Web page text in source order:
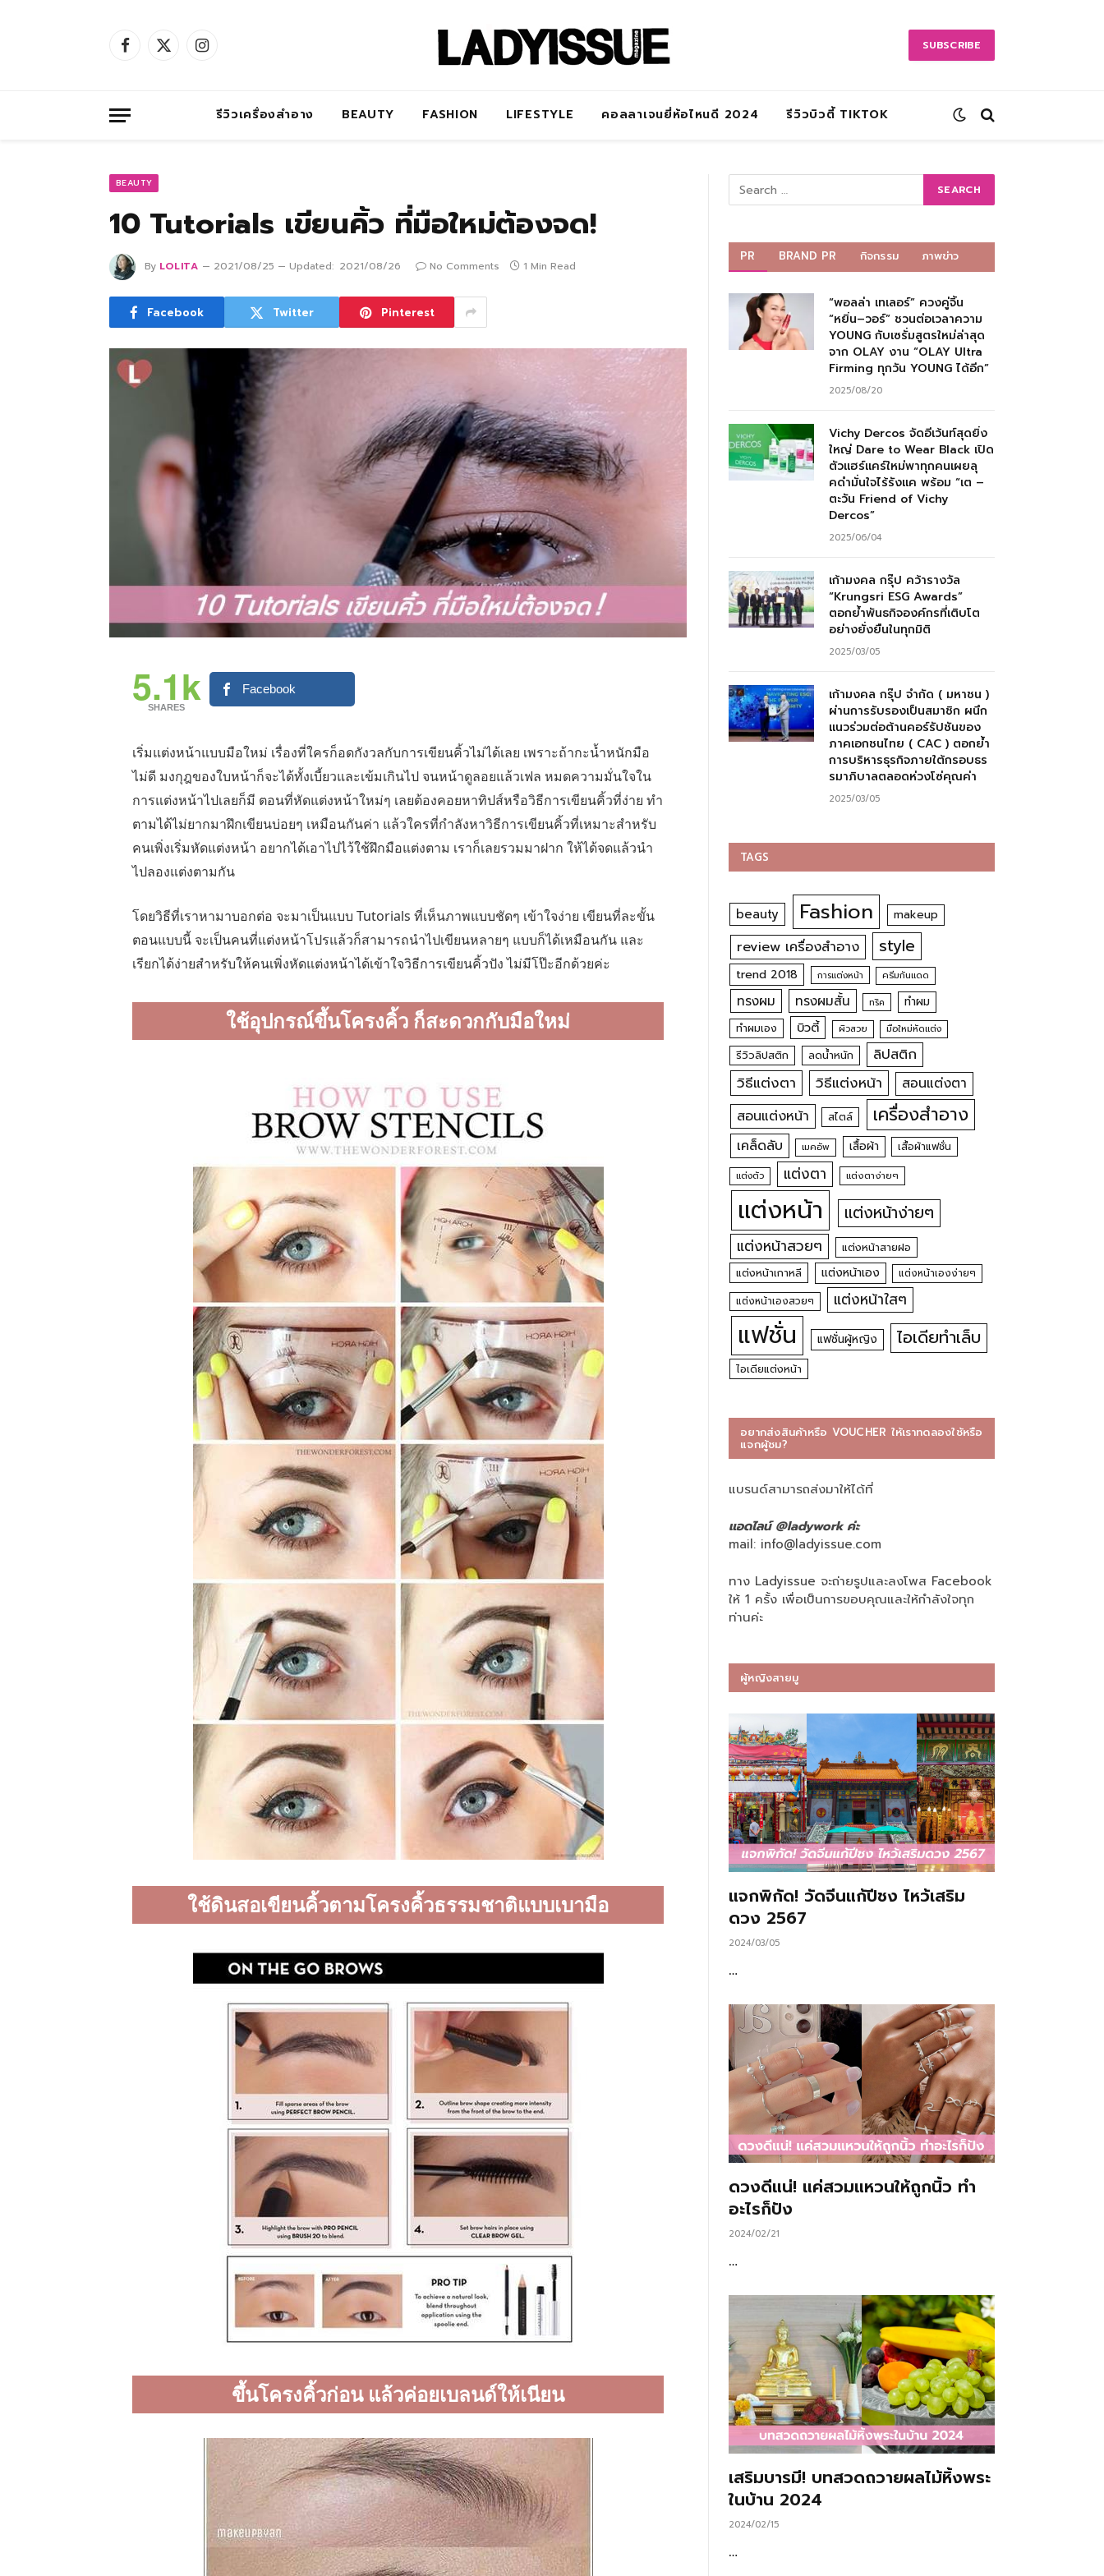
Facebook
X
Instagram SUBSCRIBE
รีวิวเครื่องสำอาง BEAUTY FASHION LIFESTYLE คอลลาเจนยี่ห้อไหนดี 2024 รีวิวบิวตี้ TIKTOK
BEAUTY
10 Tutorials เขียนคิ้ว ที่มือใหม่ต้องจด!
By LOLITA 2021/08/25 Updated: 2021/08/26 No Comments 1 Min Read
Facebook Twitter Pinterest
5.1k
SHARES
Facebook
เริ่มแต่งหน้าแบบมือใหม่ เรื่องที่ใครก็อดกังวลกับการเขียนคิ้วไม่ได้เลย เพราะถ้ากะน้ำหนักมือ
ไม่ดี มงกุฎของใบหน้าก็จะได้ทั้งเบี้ยวและเข้มเกินไป จนหน้าดูลอยแล้วเฟล หมดความมั่นใจใน
การแต่งหน้าไปเลยก็มี ตอนที่หัดแต่งหน้าใหม่ๆ เลยต้องคอยหาทิปส์หรือวิธีการเขียนคิ้วที่ง่าย ทำ
ตามได้ไม่ยากมาฝึกเขียนบ่อยๆ เหมือนกันค่า แล้วใครที่กำลังหาวิธีการเขียนคิ้วที่เหมาะสำหรับ
คนเพิ่งเริ่มหัดแต่งหน้า อยากได้เอาไปไว้ใช้ฝึกมือแต่งตาม เราก็เลยรวมมาฝาก ให้ได้จดแล้วนำ
ไปลองแต่งตามกัน
โดยวิธีที่เราหามาบอกต่อ จะมาเป็นแบบ Tutorials ที่เห็นภาพแบบชัดๆ เข้าใจง่าย เขียนที่ละขั้น
ตอนแบบนี้ จะเป็นคนที่แต่งหน้าโปรแล้วก็สามารถนำไปเขียนหลายๆ แบบก็ได้เหมือนกัน และ
เรียกได้ง่ายสำหรับให้คนเพิ่งหัดแต่งหน้าได้เข้าใจวิธีการเขียนคิ้วปัง ไม่มีโป๊ะอีกด้วยค่ะ
ใช้อุปกรณ์ขึ้นโครงคิ้ว ก็สะดวกกับมือใหม่
ใช้ดินสอเขียนคิ้วตามโครงคิ้วธรรมชาติแบบเบามือ
ขึ้นโครงคิ้วก่อน แล้วค่อยเบลนด์ให้เนียน
PR BRAND PR กิจกรรม ภาพข่าว
“พอลล่า เทเลอร์” ควงคู่จิ้น
“หยิ่น–วอร์” ชวนต่อเวลาความ
YOUNG กับเซรั่มสูตรใหม่ล่าสุด
จาก OLAY งาน “OLAY Ultra
Firming ทุกวัน YOUNG ได้อีก”
2025/08/20
Vichy Dercos จัดอีเว้นท์สุดยิ่ง
ใหญ่ Dare to Wear Black เปิด
ตัวแฮร์แคร์ใหม่พาทุกคนเผยลุ
คดำมั่นใจไร้รังแค พร้อม “เต –
ตะวัน Friend of Vichy
Dercos”
2025/06/04
เก้ามงคล กรุ๊ป คว้ารางวัล
“Krungsri ESG Awards”
ตอกย้ำพันธกิจองค์กรที่เติบโต
อย่างยั่งยืนในทุกมิติ
2025/03/05
เก้ามงคล กรุ๊ป จำกัด ( มหาชน )
ผ่านการรับรองเป็นสมาชิก ผนึก
แนวร่วมต่อต้านคอร์รัปชันของ
ภาคเอกชนไทย ( CAC ) ตอกย้ำ
การบริหารธุรกิจภายใต้กรอบธร
รมาภิบาลตลอดห่วงโซ่คุณค่า
2025/03/05
TAGS
beauty Fashion makeup
review เครื่องสำอาง style
trend 2018 การแต่งหน้า ครีมกันแดด
ทรงผม ทรงผมสั้น ทริค ทำผม
ทำผมเอง บิวตี้ ผิวสวย มือใหม่หัดแต่ง
รีวิวลิปสติก ลดน้ำหนัก ลิปสติก
วิธีแต่งตา วิธีแต่งหน้า สอนแต่งตา
สอนแต่งหน้า สไตล์ เครื่องสำอาง
เคล็ดลับ เมคอัพ เสื้อผ้า เสื้อผ้าแฟชั่น
แต่งตัว แต่งตา แต่งตาง่ายๆ
แต่งหน้า แต่งหน้าง่ายๆ
แต่งหน้าสวยๆ
แต่งหน้าสายฝอ
แต่งหน้าเกาหลี
แต่งหน้าเอง
แต่งหน้าเองง่ายๆ
แต่งหน้าเองสวยๆ
แต่งหน้าใสๆ
แฟชั่น แฟชั่นผู้หญิง ไอเดียทำเล็บ
ไอเดียแต่งหน้า
อยากส่งสินค้าหรือ VOUCHER ให้เราทดลองใช้หรือ
แจกผู้ชม?
แบรนด์สามารถส่งมาให้ได้ที่
แอดไลน์ @ladywork ค่ะ
mail: info@ladyissue.com
ทาง Ladyissue จะถ่ายรูปและลงโพส Facebook
ให้ 1 ครั้ง เพื่อเป็นการขอบคุณและให้กำลังใจทุก
ท่านค่ะ
ผู้หญิงสายมู
แจกพิกัด! วัดจีนแก้ปีชง ไหว้เสริม
ดวง 2567
2024/03/05
…
ดวงดีแน่! แค่สวมแหวนให้ถูกนิ้ว ทำ
อะไรก็ปัง
2024/02/21
…
เสริมบารมี! บทสวดถวายผลไม้หิ้งพระ
ในบ้าน 2024
2024/02/15
…